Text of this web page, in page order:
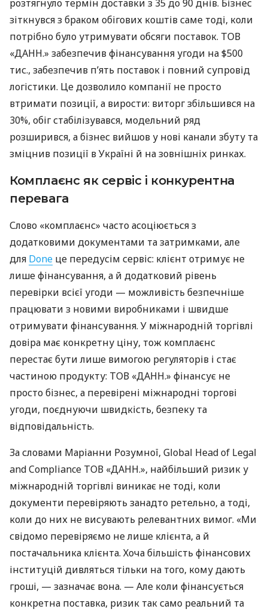
розтягнуло термін доставки з 35 до 90 днів. Бізнес
зіткнувся з браком обігових коштів саме тоді, коли
потрібно було утримувати обсяги поставок. ТОВ
«ДАНН.» забезпечив фінансування угоди на $500
тис., забезпечив п’ять поставок і повний супровід
логістики. Це дозволило компанії не просто
втримати позиції, а вирости: виторг збільшився на
30%, обіг стабілізувався, модельний ряд
розширився, а бізнес вийшов у нові канали збуту та
зміцнив позиції в Україні й на зовнішніх ринках.
Комплаєнс як сервіс і конкурентна
перевага
Слово «комплаєнс» часто асоціюється з
додатковими документами та затримками, але
для Done це передусім сервіс: клієнт отримує не
лише фінансування, а й додатковий рівень
перевірки всієї угоди — можливість безпечніше
працювати з новими виробниками і швидше
отримувати фінансування. У міжнародній торгівлі
довіра має конкретну ціну, тож комплаєнс
перестає бути лише вимогою регуляторів і стає
частиною продукту: ТОВ «ДАНН.» фінансує не
просто бізнес, а перевірені міжнародні торгові
угоди, поєднуючи швидкість, безпеку та
відповідальність.
За словами Маріанни Розумної, Global Head of Legal
and Compliance ТОВ «ДАНН.», найбільший ризик у
міжнародній торгівлі виникає не тоді, коли
документи перевіряють занадто ретельно, а тоді,
коли до них не висувають релевантних вимог. «Ми
свідомо перевіряємо не лише клієнта, а й
постачальника клієнта. Хоча більшість фінансових
інституцій дивляться тільки на того, кому дають
гроші, — зазначає вона. — Але коли фінансується
конкретна поставка, ризик так само реальний та